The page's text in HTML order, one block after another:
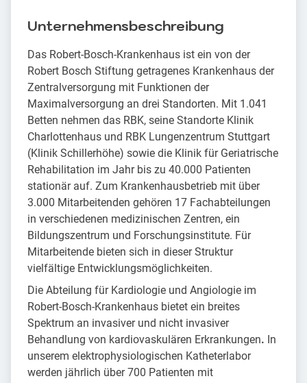
Unternehmensbeschreibung
Das Robert-Bosch-Krankenhaus ist ein von der
Robert Bosch Stiftung getragenes Krankenhaus der
Zentralversorgung mit Funktionen der
Maximalversorgung an drei Standorten. Mit 1.041
Betten nehmen das RBK, seine Standorte Klinik
Charlottenhaus und RBK Lungenzentrum Stuttgart
(Klinik Schillerhöhe) sowie die Klinik für Geriatrische
Rehabilitation im Jahr bis zu 40.000 Patienten
stationär auf. Zum Krankenhausbetrieb mit über
3.000 Mitarbeitenden gehören 17 Fachabteilungen
in verschiedenen medizinischen Zentren, ein
Bildungszentrum und Forschungsinstitute. Für
Mitarbeitende bieten sich in dieser Struktur
vielfältige Entwicklungsmöglichkeiten.
Die Abteilung für Kardiologie und Angiologie im
Robert-Bosch-Krankenhaus bietet ein breites
Spektrum an invasiver und nicht invasiver
Behandlung von kardiovaskulären Erkrankungen. In
unserem elektrophysiologischen Katheterlabor
werden jährlich über 700 Patienten mit